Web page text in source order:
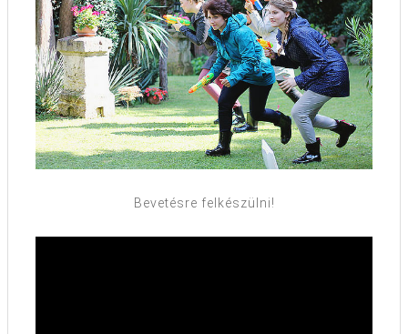
Bevetésre felkészülni!